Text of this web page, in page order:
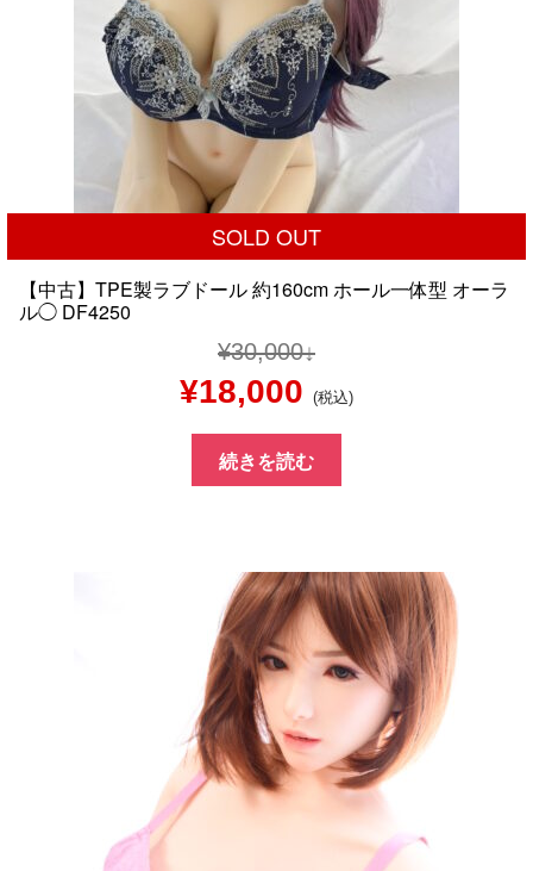
SOLD OUT
【中古】TPE製ラブドール 約160cm ホール一体型 オーラ
ル◯ DF4250
¥30,000
元
の
価
¥30,000
で
し
た。
¥18,000 現
在
の
格
は
¥18,000
で
す。
(税込)
続きを読む